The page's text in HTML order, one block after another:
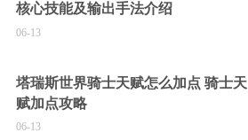
核心技能及输出手法介绍
06-13
塔瑞斯世界骑士天赋怎么加点 骑士天
赋加点攻略
06-13